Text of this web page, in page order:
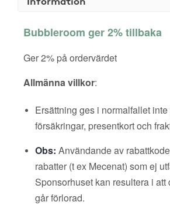
Bubbleroom ger 2% tillbaka
Ger 2% på ordervärdet
Allmänna villkor:
Ersättning ges i normalfallet inte
försäkringar, presentkort och
Obs: Användande av
rabatter (t ex Mecenat) som ej
Sponsorhuset kan resultera i
går förlorad.